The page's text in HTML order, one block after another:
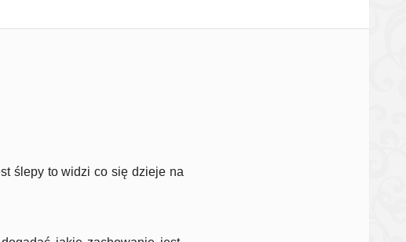
ślepy to widzi co się dzieje na